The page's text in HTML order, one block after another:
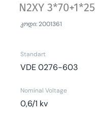
N2XY 3*70+1*25
კოდი: 2001361
Standart
VDE 0276-603
Nominal Voltage
0,6/1 kv